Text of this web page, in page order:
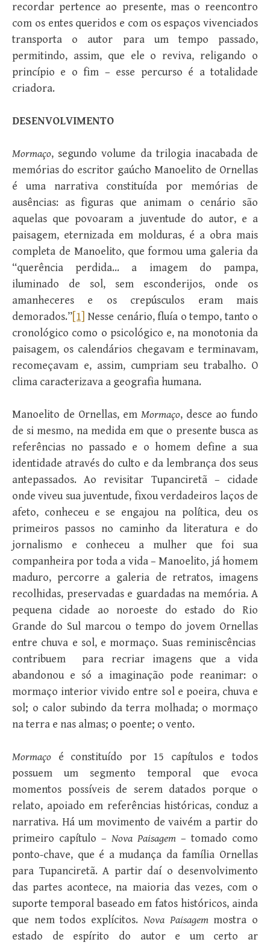
recordar pertence ao presente, mas o reencontro
com os entes queridos e com os espaços vivenciados
transporta o autor para um tempo passado,
permitindo, assim, que ele o reviva, religando o
princípio e o fim – esse percurso é a totalidade
criadora.
DESENVOLVIMENTO
Mormaço, segundo volume da trilogia inacabada de
memórias do escritor gaúcho Manoelito de Ornellas
é uma narrativa constituída por memórias de
ausências: as figuras que animam o cenário são
aquelas que povoaram a juventude do autor, e a
paisagem, eternizada em molduras, é a obra mais
completa de Manoelito, que formou uma galeria da
“querência perdida… a imagem do pampa,
iluminado de sol, sem esconderijos, onde os
amanheceres e os crepúsculos eram mais
demorados.” [1] Nesse cenário, fluía o tempo, tanto o
cronológico como o psicológico e, na monotonia da
paisagem, os calendários chegavam e terminavam,
recomeçavam e, assim, cumpriam seu trabalho. O
clima caracterizava a geografia humana.
Manoelito de Ornellas, em Mormaço, desce ao fundo
de si mesmo, na medida em que o presente busca as
referências no passado e o homem define a sua
identidade através do culto e da lembrança dos seus
antepassados. Ao revisitar Tupanciretã – cidade
onde viveu sua juventude, fixou verdadeiros laços de
afeto, conheceu e se engajou na política, deu os
primeiros passos no caminho da literatura e do
jornalismo e conheceu a mulher que foi sua
companheira por toda a vida – Manoelito, já homem
maduro, percorre a galeria de retratos, imagens
recolhidas, preservadas e guardadas na memória. A
pequena cidade ao noroeste do estado do Rio
Grande do Sul marcou o tempo do jovem Ornellas
entre chuva e sol, e mormaço. Suas reminiscências
contribuem para recriar imagens que a vida
abandonou e só a imaginação pode reanimar: o
mormaço interior vivido entre sol e poeira, chuva e
sol; o calor subindo da terra molhada; o mormaço
na terra e nas almas; o poente; o vento.
Mormaço é constituído por 15 capítulos e todos
possuem um segmento temporal que evoca
momentos possíveis de serem datados porque o
relato, apoiado em referências históricas, conduz a
narrativa. Há um movimento de vaivém a partir do
primeiro capítulo – Nova Paisagem – tomado como
ponto-chave, que é a mudança da família Ornellas
para Tupanciretã. A partir daí o desenvolvimento
das partes acontece, na maioria das vezes, com o
suporte temporal baseado em fatos históricos, ainda
que nem todos explícitos. Nova Paisagemmostra o
estado de espírito do autor e um certo ar